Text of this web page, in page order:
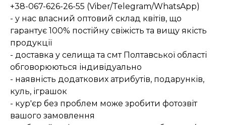
+38-067-626-26-55 (Viber/Telegram/WhatsApp)
- у нас власний оптовий склад квітів, що
гарантує 100% постійну свіжість та вищу якість
продукції
- доставка у селища та смт Полтавської області
обговорюються індивідуально
- наявність додаткових атрибутів, подарунків,
куль, іграшок
- кур'єр без проблем може зробити фотозвіт
вашого замовлення